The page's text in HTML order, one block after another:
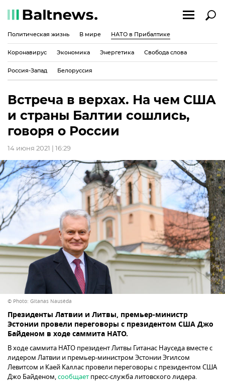
Политическая жизнь В мире НАТО в Прибалтике
Коронавирус Экономика Энергетика Свобода слова
Россия-Запад Белоруссия
Встреча в верхах. На чем США
и страны Балтии сошлись,
говоря о России
14 июня 2021 | 16:29
© Photo: Gitanas Nausėda
Президенты Латвии и Литвы, премьер-министр
Эстонии провели переговоры с президентом США Джо
Байденом в ходе саммита НАТО.
В ходе саммита НАТО президент Литвы Гитанас Науседа вместе с
лидером Латвии и премьер-министром Эстонии Эгилсом
Левитсом и Каей Каллас провели переговоры с президентом США
Джо Байденом,сообщает пресс-служба литовского лидера.